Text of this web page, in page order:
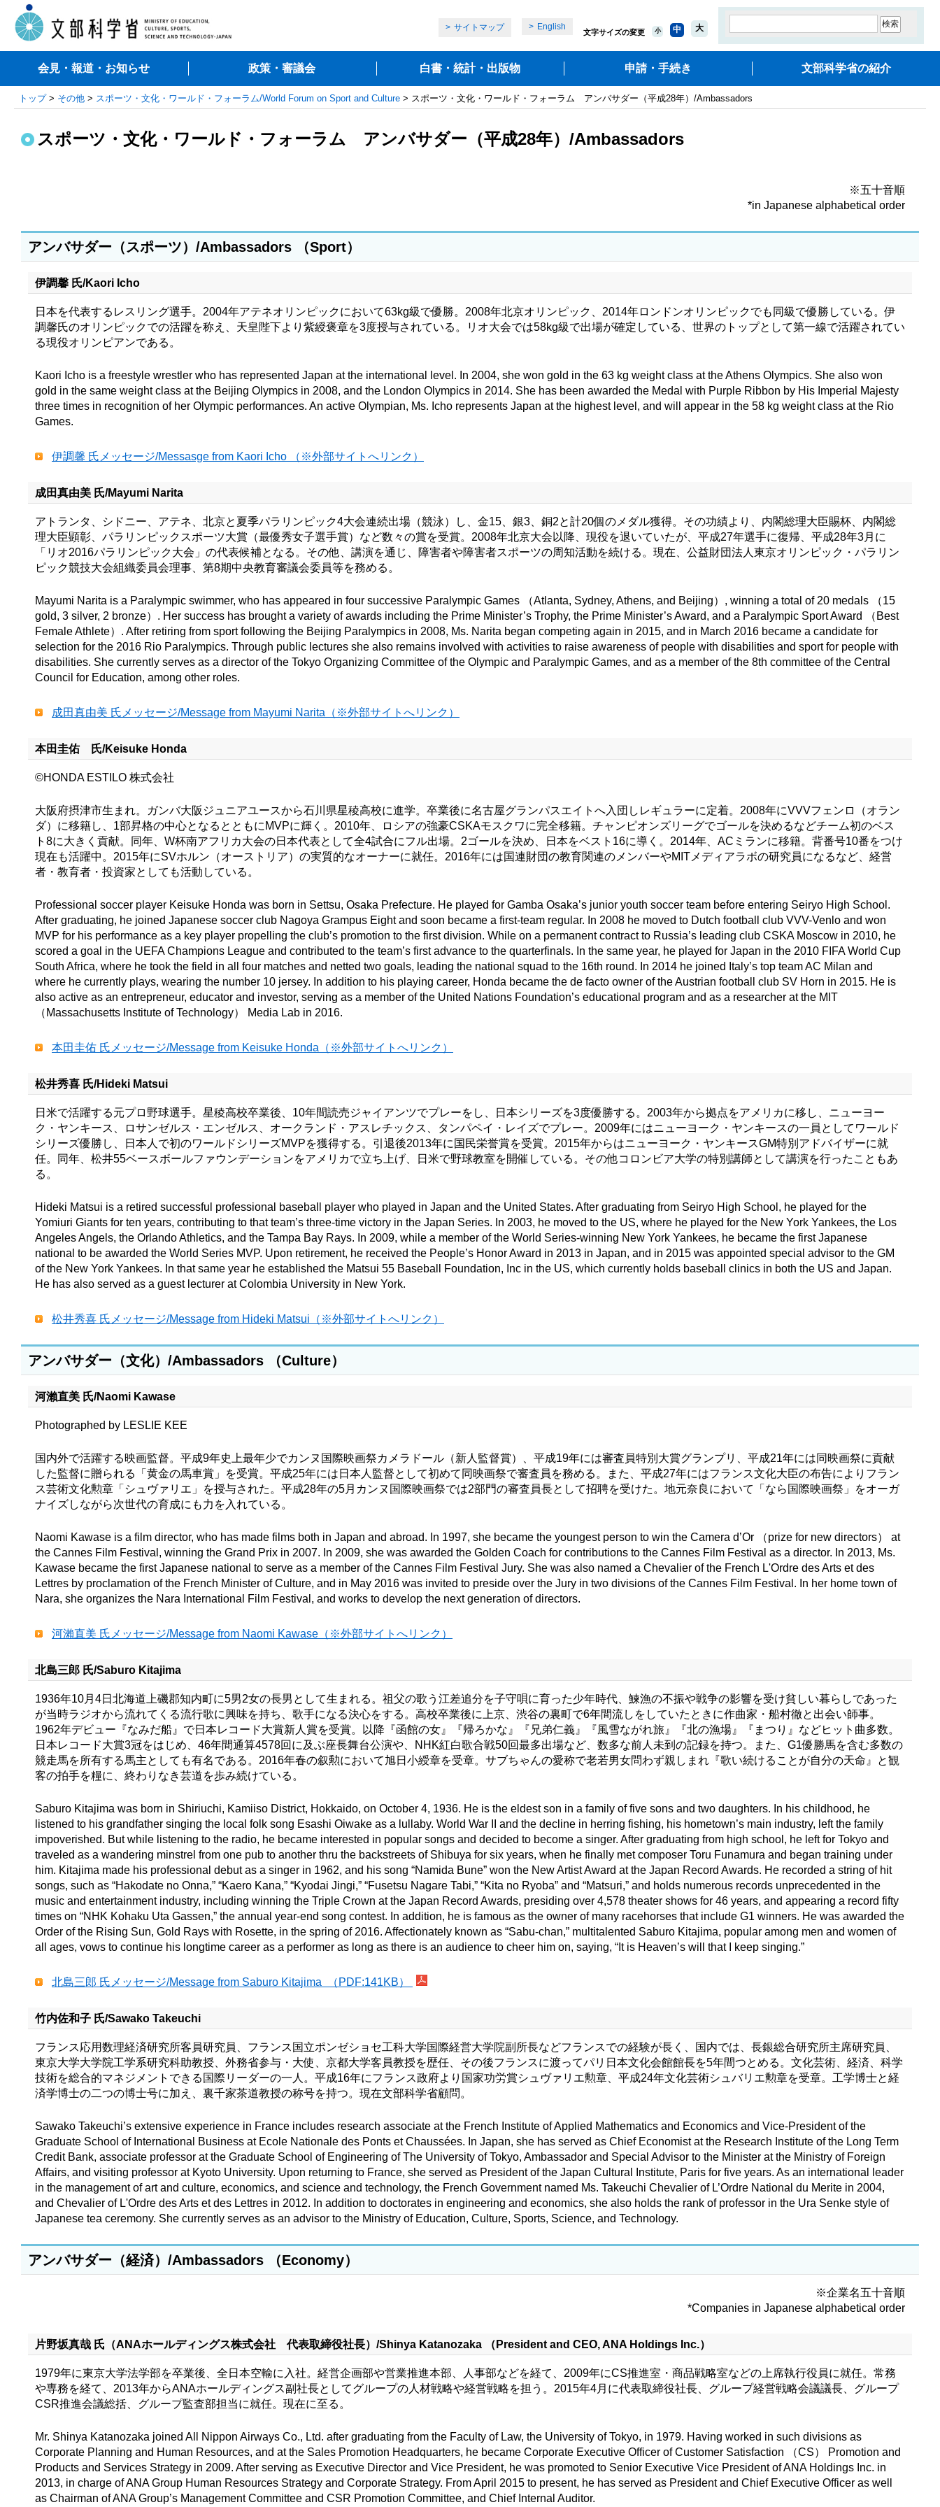
サイトマップ English
文字サイズの変更 小 中 大
会見・報道・お知らせ 政策・審議会 白書・統計・出版物 申請・手続き 文部科学省の紹介
トップ> その他 > スポーツ・文化・ワールド・フォーラム/World Forum on Sport and Culture > スポーツ・文化・ワールド・フォーラム アンバサダー（平成28年）/Ambassadors
スポーツ・文化・ワールド・フォーラム アンバサダー（平成28年）/Ambassadors
※五十音順
*in Japanese alphabetical order
アンバサダー（スポーツ）/Ambassadors （Sport）
伊調馨 氏/Kaori Icho
日本を代表するレスリング選手。2004年アテネオリンピックにおいて63kg級で優勝。2008年北京オリンピック、2014年ロンドンオリンピックでも同級で優勝している。伊
調馨氏のオリンピックでの活躍を称え、天皇陛下より紫綬褒章を3度授与されている。リオ大会では58kg級で出場が確定している、世界のトップとして第一線で活躍されてい
る現役オリンピアンである。
Kaori Icho is a freestyle wrestler who has represented Japan at the international level. In 2004, she won gold in the 63 kg weight class at the Athens Olympics. She also won
gold in the same weight class at the Beijing Olympics in 2008, and the London Olympics in 2014. She has been awarded the Medal with Purple Ribbon by His Imperial Majesty
three times in recognition of her Olympic performances. An active Olympian, Ms. Icho represents Japan at the highest level, and will appear in the 58 kg weight class at the Rio
Games.
伊調馨 氏メッセージ/Messasge from Kaori Icho （※外部サイトへリンク）
成田真由美 氏/Mayumi Narita
アトランタ、シドニー、アテネ、北京と夏季パラリンピック4大会連続出場（競泳）し、金15、銀3、銅2と計20個のメダル獲得。その功績より、内閣総理大臣賜杯、内閣総
理大臣顕彰、パラリンピックスポーツ大賞（最優秀女子選手賞）など数々の賞を受賞。2008年北京大会以降、現役を退いていたが、平成27年選手に復帰、平成28年3月に
「リオ2016パラリンピック大会」の代表候補となる。その他、講演を通じ、障害者や障害者スポーツの周知活動を続ける。現在、公益財団法人東京オリンピック・パラリン
ピック競技大会組織委員会理事、第8期中央教育審議会委員等を務める。
Mayumi Narita is a Paralympic swimmer, who has appeared in four successive Paralympic Games （Atlanta, Sydney, Athens, and Beijing）, winning a total of 20 medals （15
gold, 3 silver, 2 bronze）. Her success has brought a variety of awards including the Prime Minister’s Trophy, the Prime Minister’s Award, and a Paralympic Sport Award （Best
Female Athlete）. After retiring from sport following the Beijing Paralympics in 2008, Ms. Narita began competing again in 2015, and in March 2016 became a candidate for
selection for the 2016 Rio Paralympics. Through public lectures she also remains involved with activities to raise awareness of people with disabilities and sport for people with
disabilities. She currently serves as a director of the Tokyo Organizing Committee of the Olympic and Paralympic Games, and as a member of the 8th committee of the Central
Council for Education, among other roles.
成田真由美 氏メッセージ/Message from Mayumi Narita（※外部サイトへリンク）
本田圭佑 氏/Keisuke Honda
©HONDA ESTILO 株式会社
大阪府摂津市生まれ。ガンバ大阪ジュニアユースから石川県星稜高校に進学。卒業後に名古屋グランパスエイトへ入団しレギュラーに定着。2008年にVVVフェンロ（オラン
ダ）に移籍し、1部昇格の中心となるとともにMVPに輝く。2010年、ロシアの強豪CSKAモスクワに完全移籍。チャンピオンズリーグでゴールを決めるなどチーム初のベス
ト8に大きく貢献。同年、W杯南アフリカ大会の日本代表として全4試合にフル出場。2ゴールを決め、日本をベスト16に導く。2014年、ACミランに移籍。背番号10番をつけ
現在も活躍中。2015年にSVホルン（オーストリア）の実質的なオーナーに就任。2016年には国連財団の教育関連のメンバーやMITメディアラボの研究員になるなど、経営
者・教育者・投資家としても活動している。
Professional soccer player Keisuke Honda was born in Settsu, Osaka Prefecture. He played for Gamba Osaka’s junior youth soccer team before entering Seiryo High School.
After graduating, he joined Japanese soccer club Nagoya Grampus Eight and soon became a first-team regular. In 2008 he moved to Dutch football club VVV-Venlo and won
MVP for his performance as a key player propelling the club’s promotion to the first division. While on a permanent contract to Russia’s leading club CSKA Moscow in 2010, he
scored a goal in the UEFA Champions League and contributed to the team’s first advance to the quarterfinals. In the same year, he played for Japan in the 2010 FIFA World Cup
South Africa, where he took the field in all four matches and netted two goals, leading the national squad to the 16th round. In 2014 he joined Italy’s top team AC Milan and
where he currently plays, wearing the number 10 jersey. In addition to his playing career, Honda became the de facto owner of the Austrian football club SV Horn in 2015. He is
also active as an entrepreneur, educator and investor, serving as a member of the United Nations Foundation’s educational program and as a researcher at the MIT
（Massachusetts Institute of Technology） Media Lab in 2016.
本田圭佑 氏メッセージ/Message from Keisuke Honda（※外部サイトへリンク）
松井秀喜 氏/Hideki Matsui
日米で活躍する元プロ野球選手。星稜高校卒業後、10年間読売ジャイアンツでプレーをし、日本シリーズを3度優勝する。2003年から拠点をアメリカに移し、ニューヨー
ク・ヤンキース、ロサンゼルス・エンゼルス、オークランド・アスレチックス、タンパペイ・レイズでプレー。2009年にはニューヨーク・ヤンキースの一員としてワールド
シリーズ優勝し、日本人で初のワールドシリーズMVPを獲得する。引退後2013年に国民栄誉賞を受賞。2015年からはニューヨーク・ヤンキースGM特別アドバイザーに就
任。同年、松井55ベースボールファウンデーションをアメリカで立ち上げ、日米で野球教室を開催している。その他コロンビア大学の特別講師として講演を行ったこともあ
る。
Hideki Matsui is a retired successful professional baseball player who played in Japan and the United States. After graduating from Seiryo High School, he played for the
Yomiuri Giants for ten years, contributing to that team’s three-time victory in the Japan Series. In 2003, he moved to the US, where he played for the New York Yankees, the Los
Angeles Angels, the Orlando Athletics, and the Tampa Bay Rays. In 2009, while a member of the World Series-winning New York Yankees, he became the first Japanese
national to be awarded the World Series MVP. Upon retirement, he received the People’s Honor Award in 2013 in Japan, and in 2015 was appointed special advisor to the GM
of the New York Yankees. In that same year he established the Matsui 55 Baseball Foundation, Inc in the US, which currently holds baseball clinics in both the US and Japan.
He has also served as a guest lecturer at Colombia University in New York.
松井秀喜 氏メッセージ/Message from Hideki Matsui（※外部サイトへリンク）
アンバサダー（文化）/Ambassadors （Culture）
河瀨直美 氏/Naomi Kawase
Photographed by LESLIE KEE
国内外で活躍する映画監督。平成9年史上最年少でカンヌ国際映画祭カメラドール（新人監督賞）、平成19年には審査員特別大賞グランプリ、平成21年には同映画祭に貢献
した監督に贈られる「黄金の馬車賞」を受賞。平成25年には日本人監督として初めて同映画祭で審査員を務める。また、平成27年にはフランス文化大臣の布告によりフラン
ス芸術文化勲章「シュヴァリエ」を授与された。平成28年の5月カンヌ国際映画祭では2部門の審査員長として招聘を受けた。地元奈良において「なら国際映画祭」をオーガ
ナイズしながら次世代の育成にも力を入れている。
Naomi Kawase is a film director, who has made films both in Japan and abroad. In 1997, she became the youngest person to win the Camera d’Or （prize for new directors） at
the Cannes Film Festival, winning the Grand Prix in 2007. In 2009, she was awarded the Golden Coach for contributions to the Cannes Film Festival as a director. In 2013, Ms.
Kawase became the first Japanese national to serve as a member of the Cannes Film Festival Jury. She was also named a Chevalier of the French L'Ordre des Arts et des
Lettres by proclamation of the French Minister of Culture, and in May 2016 was invited to preside over the Jury in two divisions of the Cannes Film Festival. In her home town of
Nara, she organizes the Nara International Film Festival, and works to develop the next generation of directors.
河瀨直美 氏メッセージ/Message from Naomi Kawase（※外部サイトへリンク）
北島三郎 氏/Saburo Kitajima
1936年10月4日北海道上磯郡知内町に5男2女の長男として生まれる。祖父の歌う江差追分を子守唄に育った少年時代、鰊漁の不振や戦争の影響を受け貧しい暮らしであった
が当時ラジオから流れてくる流行歌に興味を持ち、歌手になる決心をする。高校卒業後に上京、渋谷の裏町で6年間流しをしていたときに作曲家・船村徹と出会い師事。
1962年デビュー『なみだ船』で日本レコード大賞新人賞を受賞。以降『函館の女』『帰ろかな』『兄弟仁義』『風雪ながれ旅』『北の漁場』『まつり』などヒット曲多数。
日本レコード大賞3冠をはじめ、46年間通算4578回に及ぶ座長舞台公演や、NHK紅白歌合戦50回最多出場など、数多な前人未到の記録を持つ。また、G1優勝馬を含む多数の
競走馬を所有する馬主としても有名である。2016年春の叙勲において旭日小綬章を受章。サブちゃんの愛称で老若男女問わず親しまれ『歌い続けることが自分の天命』と観
客の拍手を糧に、終わりなき芸道を歩み続けている。
Saburo Kitajima was born in Shiriuchi, Kamiiso District, Hokkaido, on October 4, 1936. He is the eldest son in a family of five sons and two daughters. In his childhood, he
listened to his grandfather singing the local folk song Esashi Oiwake as a lullaby. World War II and the decline in herring fishing, his hometown’s main industry, left the family
impoverished. But while listening to the radio, he became interested in popular songs and decided to become a singer. After graduating from high school, he left for Tokyo and
traveled as a wandering minstrel from one pub to another thru the backstreets of Shibuya for six years, when he finally met composer Toru Funamura and began training under
him. Kitajima made his professional debut as a singer in 1962, and his song “Namida Bune” won the New Artist Award at the Japan Record Awards. He recorded a string of hit
songs, such as “Hakodate no Onna,” “Kaero Kana,” “Kyodai Jingi,” “Fusetsu Nagare Tabi,” “Kita no Ryoba” and “Matsuri,” and holds numerous records unprecedented in the
music and entertainment industry, including winning the Triple Crown at the Japan Record Awards, presiding over 4,578 theater shows for 46 years, and appearing a record fifty
times on “NHK Kohaku Uta Gassen,” the annual year-end song contest. In addition, he is famous as the owner of many racehorses that include G1 winners. He was awarded the
Order of the Rising Sun, Gold Rays with Rosette, in the spring of 2016. Affectionately known as “Sabu-chan,” multitalented Saburo Kitajima, popular among men and women of
all ages, vows to continue his longtime career as a performer as long as there is an audience to cheer him on, saying, “It is Heaven’s will that I keep singing.”
北島三郎 氏メッセージ/Message from Saburo Kitajima （PDF:141KB）
竹内佐和子 氏/Sawako Takeuchi
フランス応用数理経済研究所客員研究員、フランス国立ポンゼショセ工科大学国際経営大学院副所長などフランスでの経験が長く、国内では、長銀総合研究所主席研究員、
東京大学大学院工学系研究科助教授、外務省参与・大使、京都大学客員教授を歴任、その後フランスに渡ってパリ日本文化会館館長を5年間つとめる。文化芸術、経済、科学
技術を総合的マネジメントできる国際リーダーの一人。平成16年にフランス政府より国家功労賞シュヴァリエ勲章、平成24年文化芸術シュバリエ勲章を受章。工学博士と経
済学博士の二つの博士号に加え、裏千家茶道教授の称号を持つ。現在文部科学省顧問。
Sawako Takeuchi’s extensive experience in France includes research associate at the French Institute of Applied Mathematics and Economics and Vice-President of the
Graduate School of International Business at Ecole Nationale des Ponts et Chaussées. In Japan, she has served as Chief Economist at the Research Institute of the Long Term
Credit Bank, associate professor at the Graduate School of Engineering of The University of Tokyo, Ambassador and Special Advisor to the Minister at the Ministry of Foreign
Affairs, and visiting professor at Kyoto University. Upon returning to France, she served as President of the Japan Cultural Institute, Paris for five years. As an international leader
in the management of art and culture, economics, and science and technology, the French Government named Ms. Takeuchi Chevalier of L’Ordre National du Merite in 2004,
and Chevalier of L'Ordre des Arts et des Lettres in 2012. In addition to doctorates in engineering and economics, she also holds the rank of professor in the Ura Senke style of
Japanese tea ceremony. She currently serves as an advisor to the Ministry of Education, Culture, Sports, Science, and Technology.
アンバサダー（経済）/Ambassadors （Economy）
※企業名五十音順
*Companies in Japanese alphabetical order
片野坂真哉 氏（ANAホールディングス株式会社 代表取締役社長）/Shinya Katanozaka （President and CEO, ANA Holdings Inc.）
1979年に東京大学法学部を卒業後、全日本空輸に入社。経営企画部や営業推進本部、人事部などを経て、2009年にCS推進室・商品戦略室などの上席執行役員に就任。常務
や専務を経て、2013年からANAホールディングス副社長としてグループの人材戦略や経営戦略を担う。2015年4月に代表取締役社長、グループ経営戦略会議議長、グループ
CSR推進会議総括、グループ監査部担当に就任。現在に至る。
Mr. Shinya Katanozaka joined All Nippon Airways Co., Ltd. after graduating from the Faculty of Law, the University of Tokyo, in 1979. Having worked in such divisions as
Corporate Planning and Human Resources, and at the Sales Promotion Headquarters, he became Corporate Executive Officer of Customer Satisfaction （CS） Promotion and
Products and Services Strategy in 2009. After serving as Executive Director and Vice President, he was promoted to Senior Executive Vice President of ANA Holdings Inc. in
2013, in charge of ANA Group Human Resources Strategy and Corporate Strategy. From April 2015 to present, he has served as President and Chief Executive Officer as well
as Chairman of ANA Group’s Management Committee and CSR Promotion Committee, and Chief Internal Auditor.